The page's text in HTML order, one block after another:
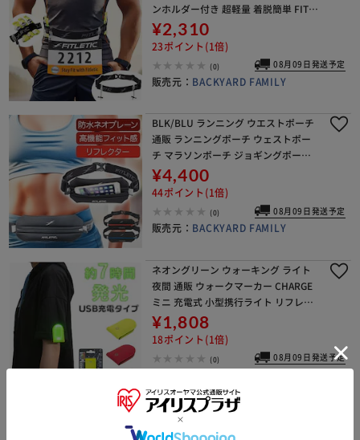
ンホルダー付き 超軽量 着脱簡単 FITL
ETIC フィットレティック RN-06J リ
フレクター マラソン ランニン
¥2,310
23ポイント(1倍)
(0) 08月09日発送予定
販売元： BACKYARD FAMILY
BLK/BLU ランニング ウエストポーチ
通販 ランニングポーチ ウェストポー
チ マラソンポーチ ジョギングポーチ
揺れにくい FITLETIC フィットレティ
ック N-01J 防水 マラソン ラン
¥4,400
44ポイント(1倍)
(0) 08月09日発送予定
販売元： BACKYARD FAMILY
ネオングリーン ウォーキング ライト
夜間 通販 ウォークマーカー CHARGE
ミニ 充電式 小型携行ライト リフレク
ター 光る クリップ式 USB充電 防犯 夜
間 交通安全 大人 子供 キッズ 子
¥1,808
18ポイント(1倍)
(0) 08月09日発送予定
led セーフティライト 充電式 通販 ナ
イトマーカー CHARGE 安全ライト 小